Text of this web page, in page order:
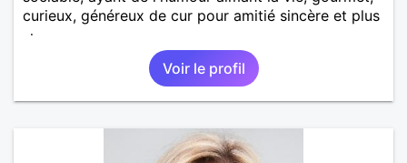
curieux, généreux de cur pour amitié sincère et plus
si.
Voir le profil